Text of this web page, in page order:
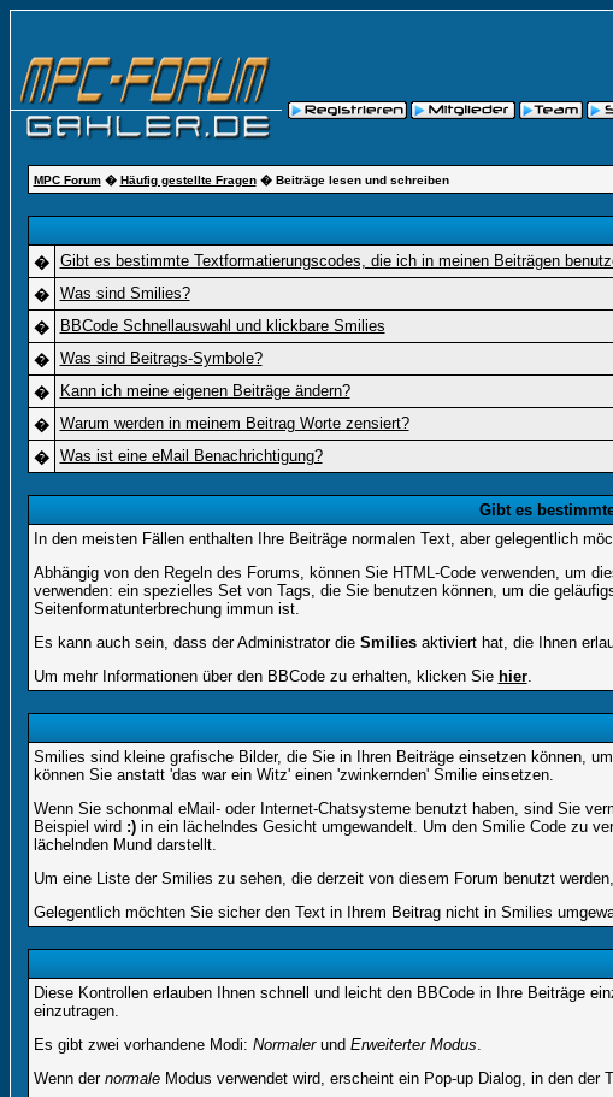
MPC Forum� Häufig gestellte Fragen� Beiträge lesen und schreiben
�
Gibt es bestimmte Textformatierungscodes, die ich in meinen Beiträgen
�
Was sind Smilies?
�
BBCode Schnellauswahl und klickbare Smilies
�
Was sind Beitrags-Symbole?
�
Kann ich meine eigenen Beiträge ändern?
�
Warum werden in meinem Beitrag Worte zensiert?
�
Was ist eine eMail Benachrichtigung?
Gibt es
In den meisten Fällen enthalten Ihre Beiträge normalen Text, aber gelegentlich
Abhängig von den Regeln des Forums, können Sie HTML-Code verwenden, um
verwenden: ein spezielles Set von Tags, die Sie benutzen können, um die
Seitenformatunterbrechung immun ist.
Es kann auch sein, dass der Administrator die Smiliesaktiviert hat, die Ihnen
Um mehr Informationen über den BBCode zu erhalten, klicken Sie hier.
Smilies sind kleine grafische Bilder, die Sie in Ihren Beiträge einsetzen können,
können Sie anstatt 'das war ein Witz' einen 'zwinkernden' Smilie einsetzen.
Wenn Sie schonmal eMail- oder Internet-Chatsysteme benutzt haben, sind Sie
Beispiel wird :)in ein lächelndes Gesicht umgewandelt. Um den Smilie Code zu
lächelnden Mund darstellt.
Um eine Liste der Smilies zu sehen, die derzeit von diesem Forum benutzt
Gelegentlich möchten Sie sicher den Text in Ihrem Beitrag nicht in Smilies
Diese Kontrollen erlauben Ihnen schnell und leicht den BBCode in Ihre Beiträge
einzutragen.
Es gibt zwei vorhandene Modi: Normalerund Erweiterter Modus.
Wenn der normaleModus verwendet wird, erscheint ein Pop-up Dialog, in den der